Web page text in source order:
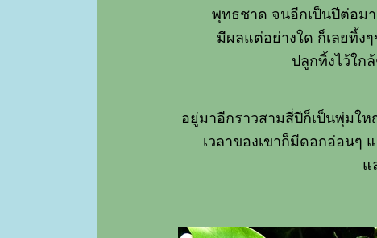
พุทธชาด จนอีกเป็นปีต่อม
มีผลแต่อย่างใด ก็เลยทิ้ง
ปลูกทิ้งไว้ใก
อยู่มาอีกราวสามสี่ปีก็เป็นพุ่มใ
เวลาของเขาก็มีดอกอ่อนๆ
ล